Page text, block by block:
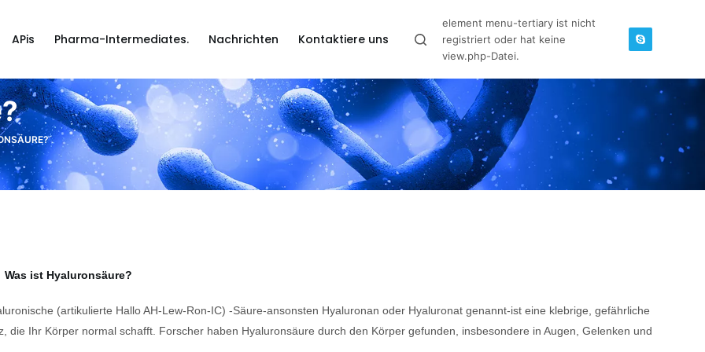
APis Pharma-Intermediates. Nachrichten Kontaktiere uns
element menu-tertiary ist nicht
registriert oder hat keine
view.php-Datei.
Was ist Hyaluronsäure?
(artikulierte Hallo AH-Lew-Ron-IC) -Säure-ansonsten Hyaluronan oder Hyaluronat genannt-ist eine klebrige, gefährliche
die Ihr Körper normal schafft. Forscher haben Hyaluronsäure durch den Körper gefunden, insbesondere in Augen, Gelenken und